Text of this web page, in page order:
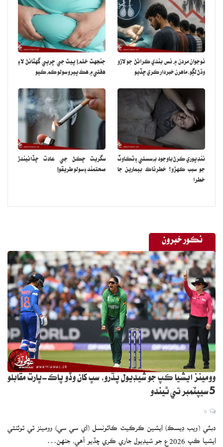
نوجوان مردن ۾ نس بندي ڪرائڻ جو لاڙو
وڌڻ لڳو، ماهرن خبردار ڪري ڇڏيو
جنجهٽ ختم! پيٽ جي چرٻي گهٽائڻ لاءِ
هفتي ۾ هڪ ڀيرو سولو ڪم ڪيو
ننڊ پوري ڪرڻ باوجود به سستي ۽ ٿڪاوٽ
جو سبب ڪهڙو؟ خطرناڪ بيمارين جا
خطرا
سگريٽ ڇڪڻ جي عادت ڇڏائيندڙ
صحتمند ۽ سولو طريقو!
نڪور خبرون
وومينز ايشيا ڪپ جو شيڊيول پڌرو، سڀ کان وڏو پاڪ-ڀارت مقابلو
5 سيپٽمبر تي ٿيندو
دبئي (ويب ڊيسڪ) ايشين ڪرڪيٽ ڪائونسل (اي سي سي) وومينز ٽي ٽوئنٽي
ايشيا ڪپ 2026ع جو شيڊيول جاري ڪري ڇڏيو آهي، جنهن…